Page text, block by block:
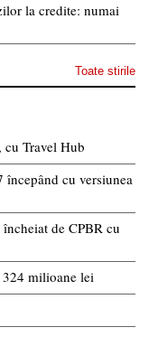
la credite: numai
Toate stirile
cu Travel Hub
începând cu versiunea
de CPBR cu
milioane lei